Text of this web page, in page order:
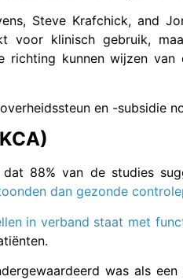
Steve Krafchick, and
voor klinisch gebruik,
richting kunnen wijzen van
en -subsidie
88% van de studies
dan gezonde
in verband staat met
was als